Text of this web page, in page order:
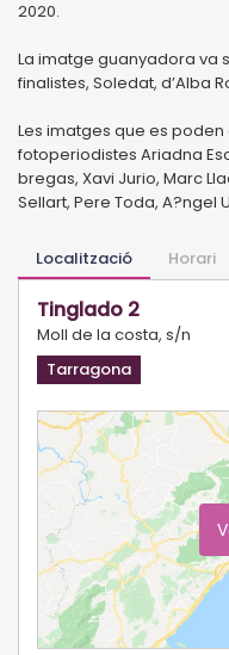
2020.
La imatge guanyadora va
finalistes, Soledat, d’Alba
Les imatges que es
fotoperiodistes Ariadna
bregas, Xavi Jurio, Marc
Sellart, Pere Toda, A?ngel
Localització Horari
Tinglado 2
Moll de la costa, s/n
Tarragona